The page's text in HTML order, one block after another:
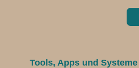
Tools, Apps und